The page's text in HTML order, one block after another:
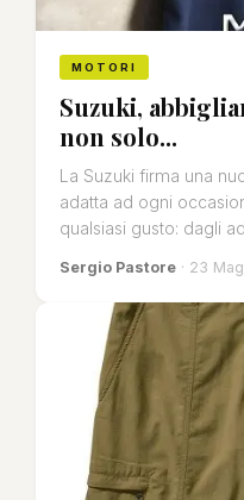
MOTORI
Suzuki,
non solo...
La Suzuki firma una
adatta ad ogni
qualsiasi gusto: dagli
Sergio Pastore · 23